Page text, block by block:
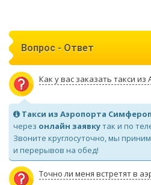
Вопрос - Ответ
Как у вас заказать такси
Такси из Аэропорта
через онлайн заявкутак и по
Звоните круглосуточно, мы
и перерывов на обед!
Точно ли меня встретят в